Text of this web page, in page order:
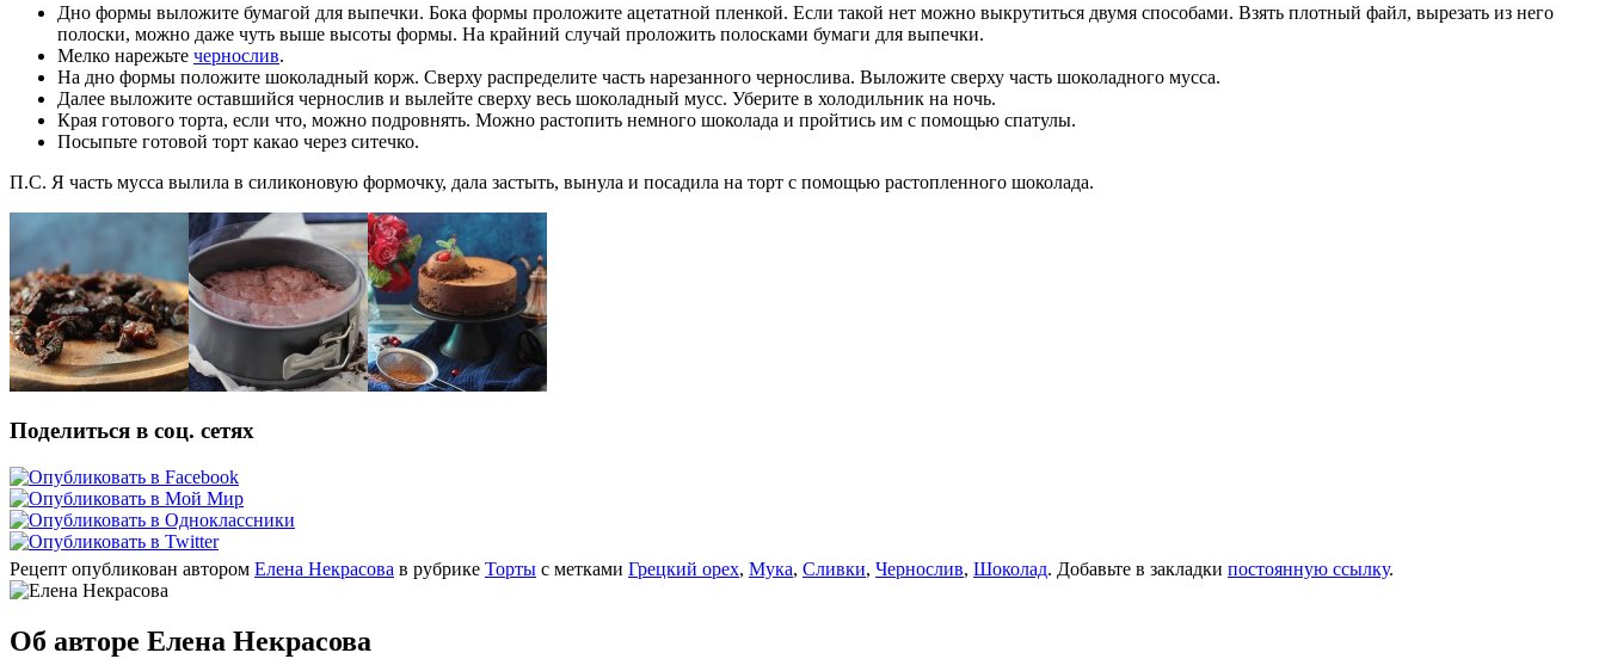
Дно формы выложите бумагой для выпечки. Бока формы проложите ацетатной пленкой. Если такой нет можно выкрутиться двумя способами. Взять плотный файл, вырезать из него
полоски, можно даже чуть выше высоты формы. На крайний случай проложить полосками бумаги для выпечки.
Мелко нарежьте чернослив.
На дно формы положите шоколадный корж. Сверху распределите часть нарезанного чернослива. Выложите сверху часть шоколадного мусса.
Далее выложите оставшийся чернослив и вылейте сверху весь шоколадный мусс. Уберите в холодильник на ночь.
Края готового торта, если что, можно подровнять. Можно растопить немного шоколада и пройтись им с помощью спатулы.
Посыпьте готовой торт какао через ситечко.
П.С. Я часть мусса вылила в силиконовую формочку, дала застыть, вынула и посадила на торт с помощью растопленного шоколада.
Поделиться в соц. сетях
Рецепт опубликован автором Елена Некрасова в рубрике Торты с метками Грецкий орех, Мука, Сливки, Чернослив, Шоколад. Добавьте в закладки постоянную ссылку.
Об авторе Елена Некрасова